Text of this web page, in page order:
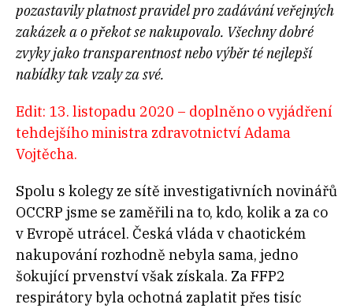
pozastavily platnost pravidel pro zadávání veřejných
zakázek a o překot se nakupovalo. Všechny dobré
zvyky jako transparentnost nebo výběr té nejlepší
nabídky tak vzaly za své.
Edit: 13. listopadu 2020 – doplněno o vyjádření
tehdejšího ministra zdravotnictví Adama
Vojtěcha.
Spolu s kolegy ze sítě investigativních novinářů
OCCRP jsme se zaměřili na to, kdo, kolik a za co
v Evropě utrácel. Česká vláda v chaotickém
nakupování rozhodně nebyla sama, jedno
šokující prvenství však získala. Za FFP2
respirátory byla ochotná zaplatit přes tisíc